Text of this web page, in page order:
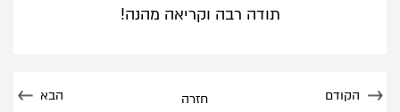
תודה רבה וקריאה מהנה!
הקודם חזרה הבא